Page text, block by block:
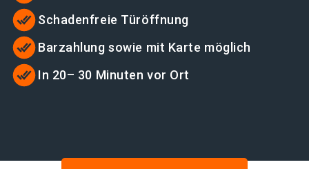
Schadenfreie Türöffnung
Barzahlung sowie mit Karte möglich
In 20– 30 Minuten vor Ort